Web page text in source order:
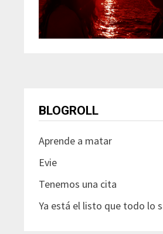
BLOGROLL
Aprende a matar
Evie
Tenemos una cita
Ya está el listo que todo lo